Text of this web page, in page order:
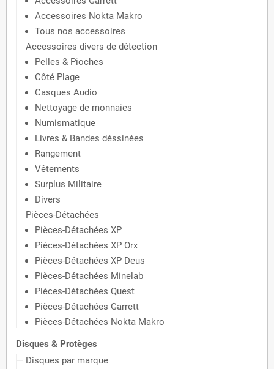
Accessoires Nokta Makro
Tous nos accessoires
Accessoires divers de détection
Pelles & Pioches
Côté Plage
Casques Audio
Nettoyage de monnaies
Numismatique
Livres & Bandes déssinées
Rangement
Vêtements
Surplus Militaire
Divers
Pièces-Détachées
Pièces-Détachées XP
Pièces-Détachées XP Orx
Pièces-Détachées XP Deus
Pièces-Détachées Minelab
Pièces-Détachées Quest
Pièces-Détachées Garrett
Pièces-Détachées Nokta Makro
Disques & Protèges
Disques par marque